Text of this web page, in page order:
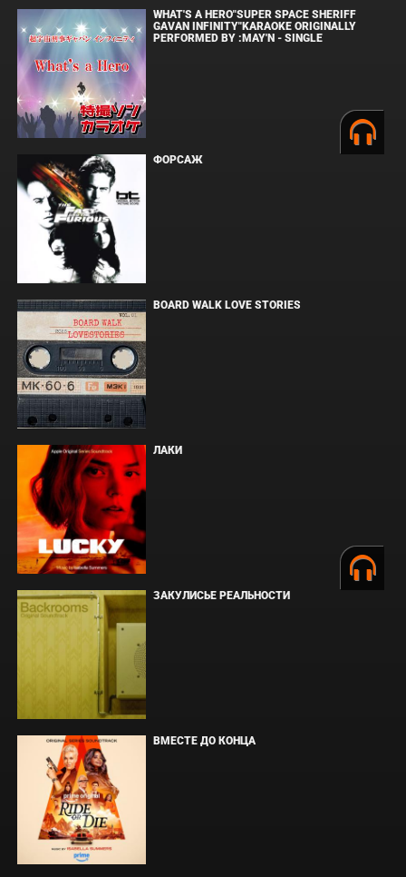
WHAT'S A HERO"SUPER SPACE SHERIFF
GAVAN INFINITY"KARAOKE ORIGINALLY
PERFORMED BY :MAY'N - SINGLE
ФОРСАЖ
BOARD WALK LOVE STORIES
ЛАКИ
ЗАКУЛИСЬЕ РЕАЛЬНОСТИ
ВМЕСТЕ ДО КОНЦА